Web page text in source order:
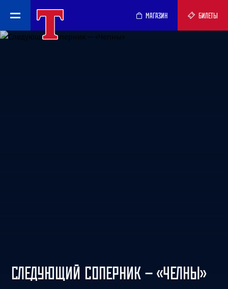
МАГАЗИН БИЛЕТЫ
СЛЕДУЮЩИЙ СОПЕРНИК — «ЧЕЛНЫ»